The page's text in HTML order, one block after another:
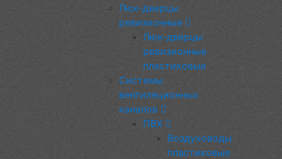
Люк-дверцы
ревизионные
Люк-дверцы
ревизионные
пластиковые
Системы
вентиляционных
каналов
ПВХ
Воздуховоды
пластиковые